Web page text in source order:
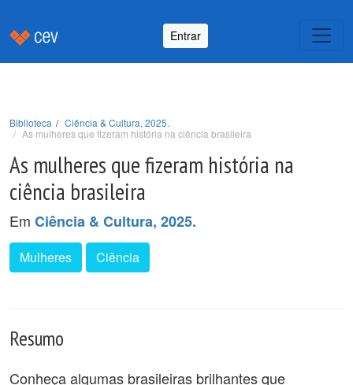
Entrar
Biblioteca
Ciência & Cultura, 2025.
As mulheres que fizeram história na ciência brasileira
As mulheres que fizeram história na
ciência brasileira
Em Ciência & Cultura, 2025.
Mulheres Ciência
Resumo
Conheça algumas brasileiras brilhantes que